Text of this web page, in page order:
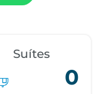
Suítes
0